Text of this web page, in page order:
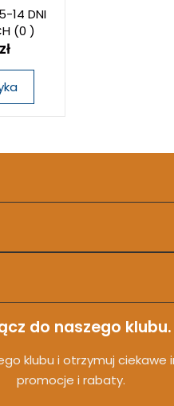
14 DNI
(0 )
do naszego klubu.
klubu i otrzymuj ciekawe
promocje i rabaty.